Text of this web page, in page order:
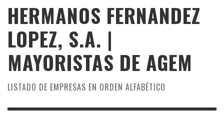
HERMANOS FERNANDEZ
LOPEZ, S.A. |
MAYORISTAS DE AGEM
LISTADO DE EMPRESAS EN ORDEN ALFABÉTICO